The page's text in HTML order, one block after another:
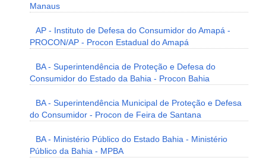
Manaus
AP - Instituto de Defesa do Consumidor do Amapá -
PROCON/AP - Procon Estadual do Amapá
BA - Superintendência de Proteção e Defesa do
Consumidor do Estado da Bahia - Procon Bahia
BA - Superintendência Municipal de Proteção e Defesa
do Consumidor - Procon de Feira de Santana
BA - Ministério Público do Estado Bahia - Ministério
Público da Bahia - MPBA